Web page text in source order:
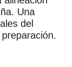
Una
del